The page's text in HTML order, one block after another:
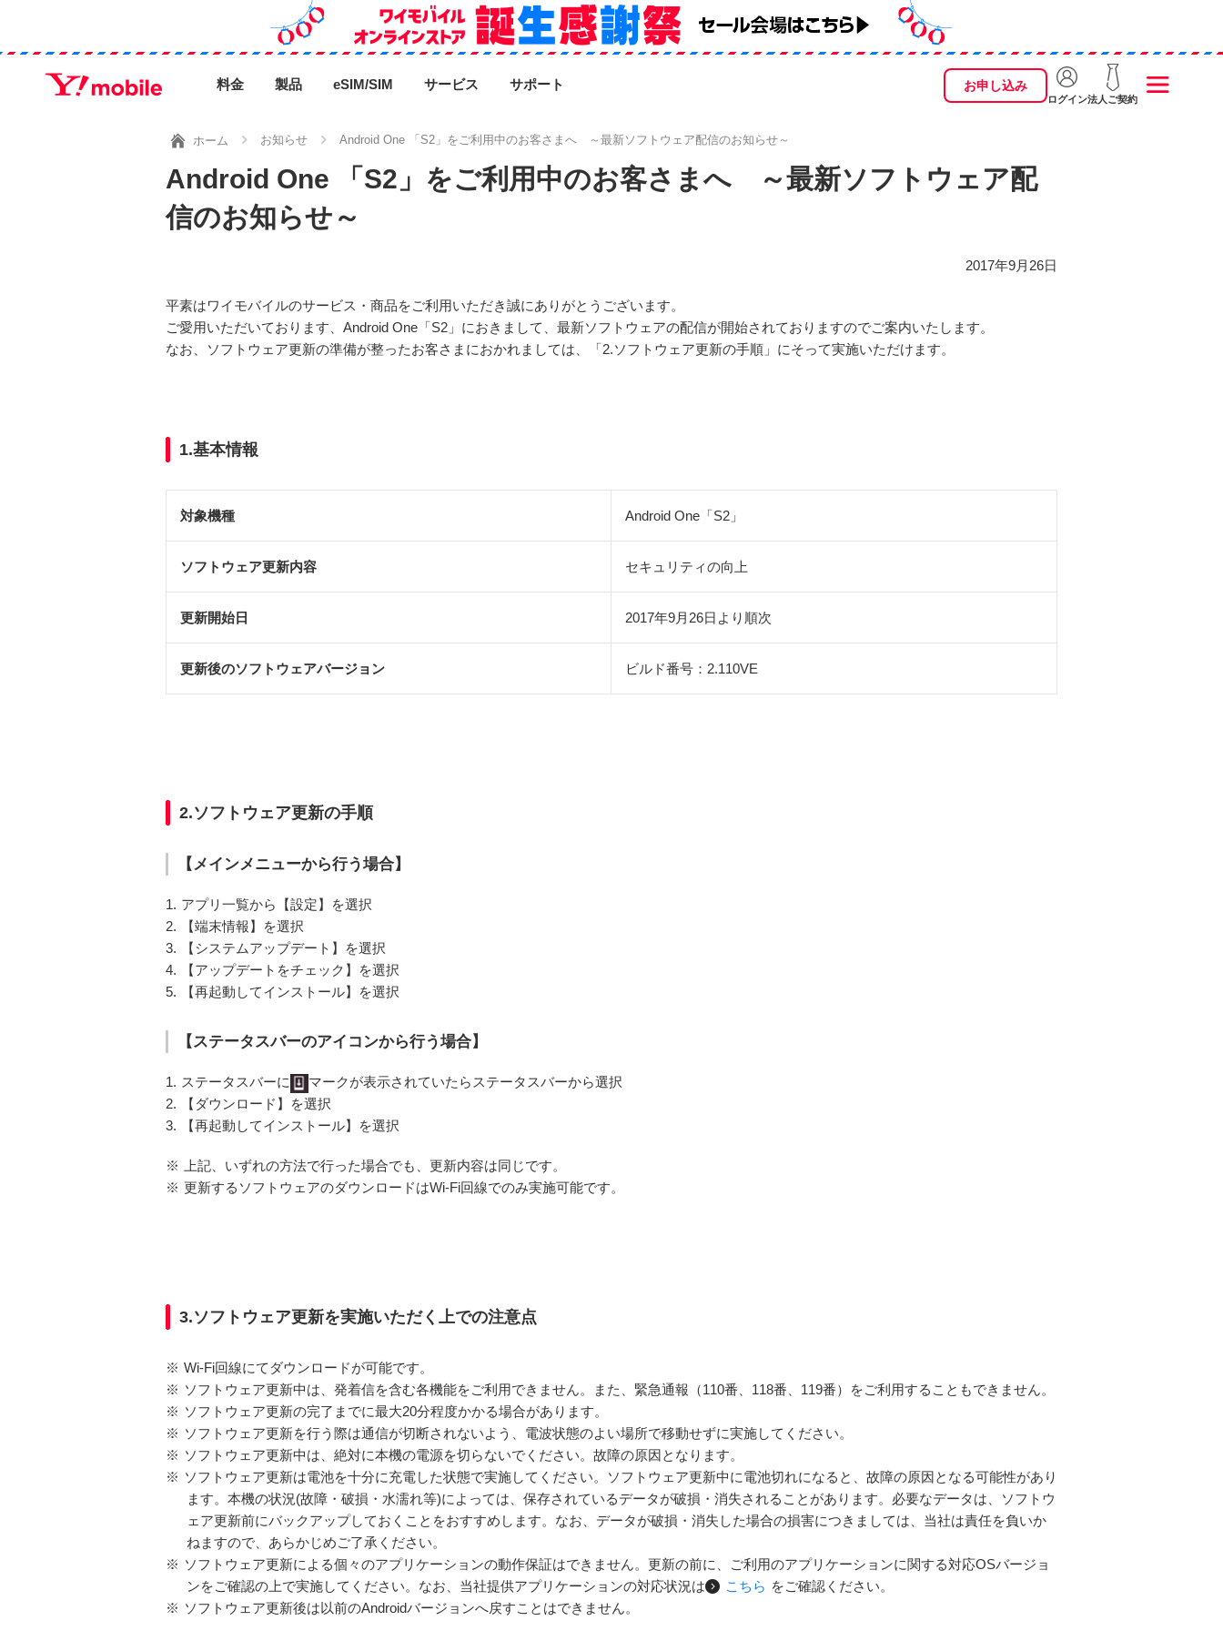
料金 製品 eSIM/SIM サービス サポート お申し込み
ログイン法人ご契約
ホーム お知らせ Android One 「S2」をご利用中のお客さまへ ～最新ソフトウェア配信のお知らせ～
Android One 「S2」をご利用中のお客さまへ ～最新ソフトウェア配
信のお知らせ～
2017年9月26日
平素はワイモバイルのサービス・商品をご利用いただき誠にありがとうございます。
ご愛用いただいております、Android One「S2」におきまして、最新ソフトウェアの配信が開始されておりますのでご案内いたします。
なお、ソフトウェア更新の準備が整ったお客さまにおかれましては、「2.ソフトウェア更新の手順」にそって実施いただけます。
1.基本情報
対象機種 Android One「S2」
ソフトウェア更新内容 セキュリティの向上
更新開始日 2017年9月26日より順次
更新後のソフトウェアバージョン ビルド番号：2.110VE
2.ソフトウェア更新の手順
【メインメニューから行う場合】
1. アプリ一覧から【設定】を選択
2.
【端末情報】を選択
3.
【システムアップデート】を選択
4.
【アップデートをチェック】を選択
5.
【再起動してインストール】を選択
【ステータスバーのアイコンから行う場合】
1. ステータスバーに
マークが表示されていたらステータスバーから選択
2.
【ダウンロード】を選択
3.
【再起動してインストール】を選択
※
上記、いずれの方法で行った場合でも、更新内容は同じです。
※ 更新するソフトウェアのダウンロードはWi-Fi回線でのみ実施可能です。
3.ソフトウェア更新を実施いただく上での注意点
※ Wi-Fi回線にてダウンロードが可能です。
※ ソフトウェア更新中は、発着信を含む各機能をご利用できません。また、緊急通報（110番、118番、119番）をご利用することもできません。
※ ソフトウェア更新の完了までに最大20分程度かかる場合があります。
※ ソフトウェア更新を行う際は通信が切断されないよう、電波状態のよい場所で移動せずに実施してください。
※ ソフトウェア更新中は、絶対に本機の電源を切らないでください。故障の原因となります。
※ ソフトウェア更新は電池を十分に充電した状態で実施してください。ソフトウェア更新中に電池切れになると、故障の原因となる可能性があり
ます。本機の状況(故障・破損・水濡れ等)によっては、保存されているデータが破損・消失されることがあります。必要なデータは、ソフトウ
ェア更新前にバックアップしておくことをおすすめします。なお、データが破損・消失した場合の損害につきましては、当社は責任を負いか
ねますので、あらかじめご了承ください。
※ ソフトウェア更新による個々のアプリケーションの動作保証はできません。更新の前に、ご利用のアプリケーションに関する対応OSバージョ
ンをご確認の上で実施してください。なお、当社提供アプリケーションの対応状況は
こちら をご確認ください。
※ ソフトウェア更新後は以前のAndroidバージョンへ戻すことはできません。